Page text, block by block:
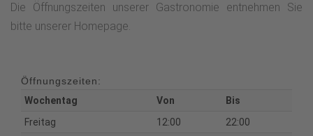
Die Öffnungszeiten unserer Gastronomie entnehmen Sie
bitte unserer Homepage.
Öffnungszeiten:
Wochentag
Von
Bis
Freitag
12:00 22:00